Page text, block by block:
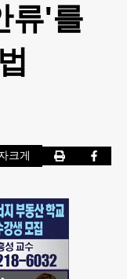
류'를
크게